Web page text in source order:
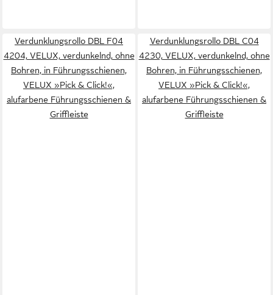
Verdunklungsrollo DBL F04
4204, VELUX, verdunkelnd, ohne
Bohren, in Führungsschienen,
VELUX »Pick & Click!«,
alufarbene Führungsschienen &
Griffleiste
Verdunklungsrollo DBL C04
4230, VELUX, verdunkelnd, ohne
Bohren, in Führungsschienen,
VELUX »Pick & Click!«,
alufarbene Führungsschienen &
Griffleiste